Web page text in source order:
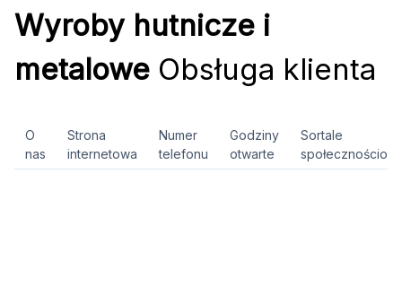
Wyroby hutnicze i
metalowe Obsługa klienta
O
nas
Strona
internetowa
Numer
telefonu
Godziny
otwarte
Sortale